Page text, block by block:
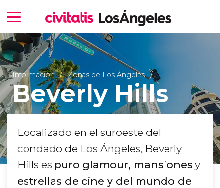
Información Zonas de Los Ángeles
Beverly Hills
Localizado en el suroeste del
condado de Los Ángeles, Beverly
Hills es puro glamour, mansiones y
estrellas de cine y del mundo de